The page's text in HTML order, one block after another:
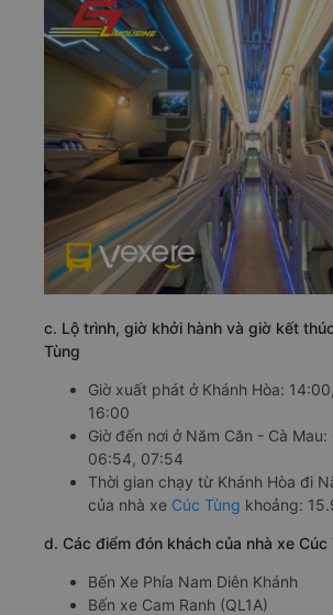
c. Lộ trình, giờ khởi hành và giờ kết
Tùng
Giờ xuất phát ở Khánh Hòa:
16:00
Giờ đến nơi ở Năm Căn - Cà
06:54, 07:54
Thời gian chạy từ Khánh Hòa đi
của nhà xe Cúc Tùng khoảng:
d. Các điểm đón khách của nhà xe Cúc
Bến Xe Phía Nam Diên Khánh
Bến xe Cam Ranh (QL1A)